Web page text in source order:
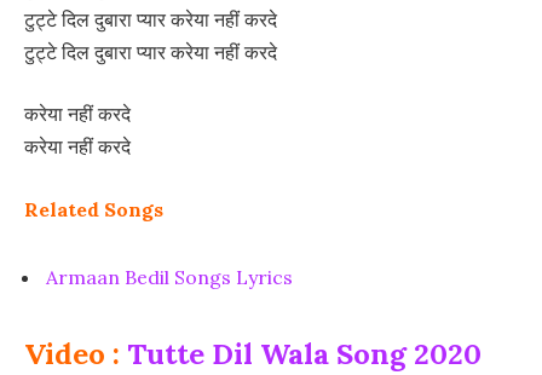
टुट्टे दिल दुबारा प्यार करेया नहीं करदे
टुट्टे दिल दुबारा प्यार करेया नहीं करदे
करेया नहीं करदे
करेया नहीं करदे
Related Songs
Armaan Bedil Songs Lyrics
Video : Tutte Dil Wala Song 2020